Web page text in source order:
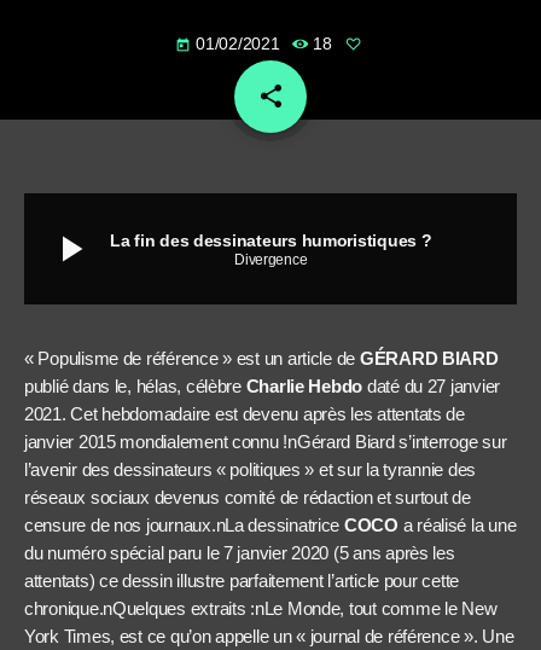
today 01/02/2021 18
share
email
play_arrow La fin des dessinateurs humoristiques ?
Divergence
« Populisme de référence » est un article de GÉRARD BIARD
publié dans le, hélas, célèbre Charlie Hebdo daté du 27 janvier
2021. Cet hebdomadaire est devenu après les attentats de
janvier 2015 mondialement connu !nGérard Biard s’interroge sur
l’avenir des dessinateurs « politiques » et sur la tyrannie des
réseaux sociaux devenus comité de rédaction et surtout de
censure de nos journaux.nLa dessinatrice COCO a réalisé la une
du numéro spécial paru le 7 janvier 2020 (5 ans après les
attentats) ce dessin illustre parfaitement l’article pour cette
chronique.nQuelques extraits :nLe Monde, tout comme le New
York Times, est ce qu’on appelle un « journal de référence ». Une